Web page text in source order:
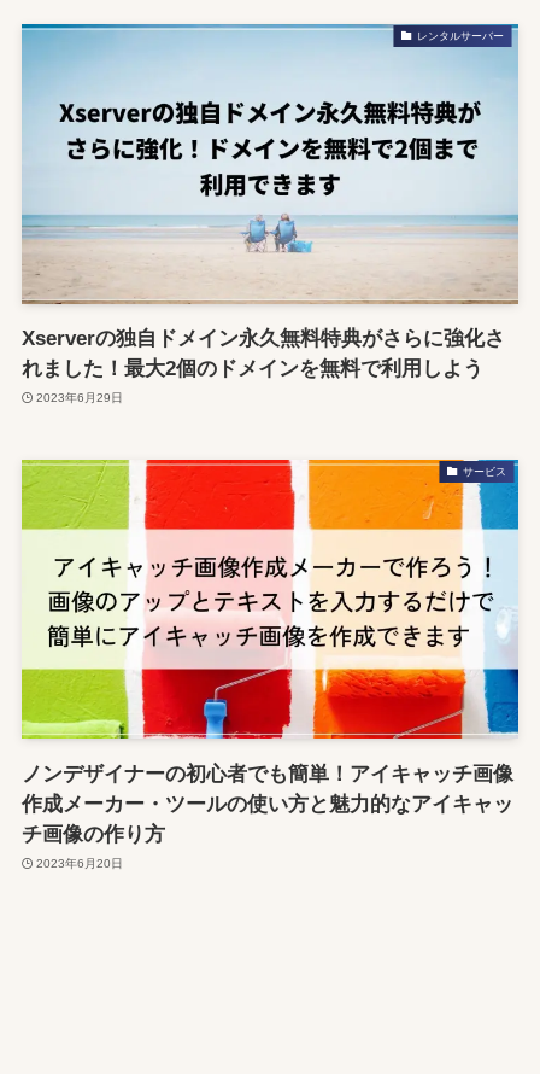
レンタルサーバー
Xserverの独自ドメイン永久無料特典がさらに強化さ
れました！最大2個のドメインを無料で利用しよう
2023年6月29日
サービス
ノンデザイナーの初心者でも簡単！アイキャッチ画像
作成メーカー・ツールの使い方と魅力的なアイキャッ
チ画像の作り方
2023年6月20日